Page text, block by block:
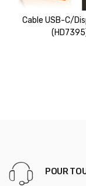
Cable USB-C/
POUR